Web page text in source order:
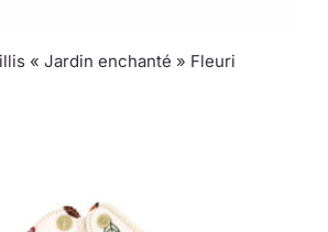
« Jardin enchanté » Fleuri